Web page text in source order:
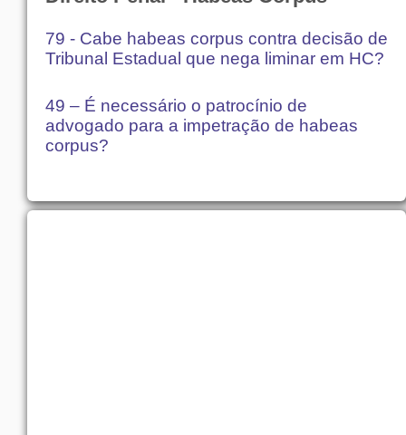
79 - Cabe habeas corpus contra decisão de
Tribunal Estadual que nega liminar em HC?
49 – É necessário o patrocínio de
advogado para a impetração de habeas
corpus?